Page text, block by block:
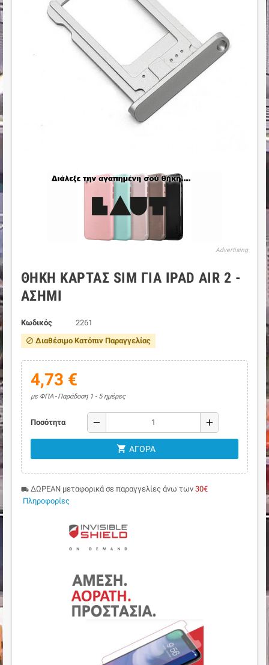
Advertising
ΘΉΚΗ ΚΆΡΤΑΣ SIM ΓΙΑ IPAD AIR 2 -
ΑΣΗΜΊ
Κωδικός 2261
block Διαθέσιμο Κατόπιν Παραγγελίας
4,73 €
με ΦΠΑ Παράδοση 1 - 5 ημέρες
Ποσότητα remove add
shopping_cart ΑΓΟΡΆ
local_shipping ΔΩΡΕΑΝ μεταφορικά σε παραγγελίες άνω των 30€
Πληροφορίες